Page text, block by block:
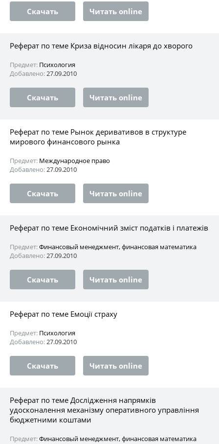
Скачать Читать online
Реферат по теме Криза відносин лікаря до хворого
Предмет: Психология
Добавлено:27.09.2010
Скачать Читать online
Реферат по теме Рынок деривативов в структуре
мирового финансового рынка
Предмет: Международное право
Добавлено:27.09.2010
Скачать Читать online
Реферат по теме Економічний зміст податків і платежів
Предмет:Финансовый менеджмент, финансовая математика
Добавлено:27.09.2010
Скачать Читать online
Реферат по теме Емоції страху
Предмет: Психология
Добавлено:27.09.2010
Скачать Читать online
Реферат по теме Дослідження напрямків
удосконалення механізму оперативного управління
бюджетними коштами
Предмет:Финансовый менеджмент, финансовая математика